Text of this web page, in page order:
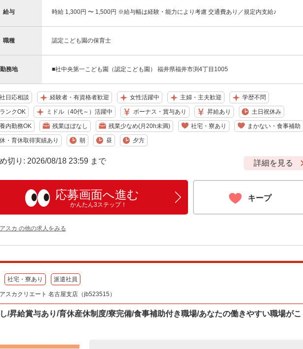
給与 時給 1,300円 〜 1,500円 ※給与幅は経験・能力により考慮 交通費あり／規定内支給♪
職種 認定こども園の保育士
勤務地 ■社中央第一こども園（認定こども園） 福井県福井市渕4丁目1005
日応相談 経験者・有資格者歓迎 女性活躍中 主婦・主夫歓迎 学歴不問
ンクOK ミドル（40代～）活躍中 ボーナス・賞与あり 昇給あり 土日祝休み
内勤務OK 残業ほぼなし 残業少なめ(月20h未満) 社宅・寮あり まかない・食事補助
・育休取得実績あり 朝 昼 夕方
切り: 2026/08/18 23:59 まで 詳細を見る
応募画面へ進む
かんたん3ステップ！
キープ
スカ の他の求人をみる
社宅・寮あり 派遣社員
スカクリエート 名古屋支店（jb523515）
/昇給賞与あり/育休産休制度/寮完備/食事補助付き職場/あなたの働きやすい職場がこ